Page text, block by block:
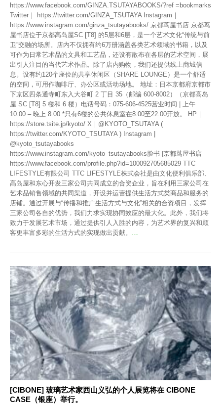
https://www.facebook.com/GINZA.TSUTAYABOOKS/?ref =bookmarks
Twitter｜ https://twitter.com/GINZA_TSUTAYA Instagram｜
https://www.instagram.com/ginza_tsutayabooks/ 京都茑屋书店 京都茑
屋书店位于京都高岛屋SC [T8] 的5层和6层，是一个艺术文化“传统与前
卫”交融的场所。店内不仅拥有约6万册涵盖各类艺术领域的书籍，以及
可作为日常艺术品的文具和工艺品，还设有散布在各层的艺术空间，展
出引人注目的当代艺术作品。除了店内购物，我们还提供线上商城信
息。设有约120个座位的共享休闲区（SHARE LOUNGE）是一个舒适
的空间，可用作咖啡厅、办公区或活动场地。 地址：日本京都府京都市
下京区四条通寺町东入大谷町 2 丁目 35（邮编 600-8002）（京都高岛
屋 SC [T8] 5 楼和 6 楼）电话号码：075-606-4525营业时间 | 上午
10:00 – 晚上 8:00 *只有6楼的公共休息室在8:00至22:00开放。 HP｜
https://store.tsite.jp/kyoto/ X｜@KYOTO_TSUTAYA (
https://twitter.com/KYOTO_TSUTAYA ) Instagram |
@kyoto_tsutayabooks
https://www.instagram.com/kyoto_tsutayabooks脸书 |京都茑屋书店
https://www.facebook.com/profile.php?id=100092705685029 TTC
LIFESTYLE有限公司 TTC LIFESTYLE株式会社是由文化便利俱乐部、
高岛屋和东心开发三家公司共同成立的合资企业，旨在利用三家公司在
艺术品销售领域的共同渠道，开设并运营提供生活方式类商品和服务的
店铺。通过开展与“传播和推广生活方式与文化”相关的合资项目，发挥
三家公司各自的优势，我们力求实现协同效应的最大化。此外，我们将
致力于发展艺术市场，通过提供引人入胜的内容，为艺术界的复兴和顾
客更丰富多彩的生活方式的实现做出贡献。 …
[CIBONE] 玻璃艺术家西山义弘的个人展览将在 CIBONE
CASE（银座）举行。